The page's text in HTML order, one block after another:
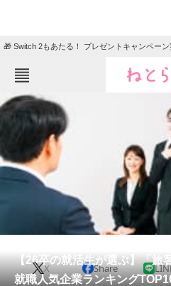
🎁 Switch 2もあたる！ プレゼントキャンペーン
ねとらぼメニュー
エンタメ
グルメ
会員記事
【26卒の就活生が選ぶ】「旅
就職人気企業ランキング
X Share